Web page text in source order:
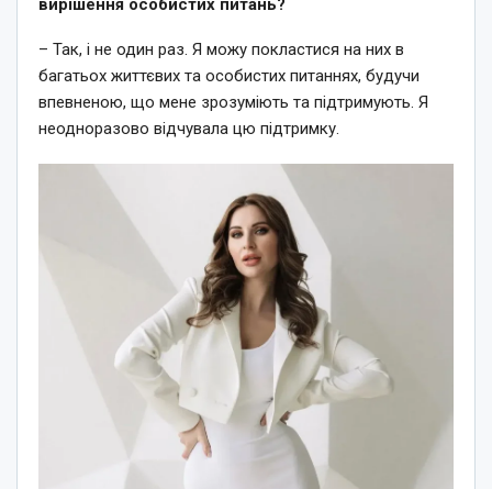
вирішення особистих питань?
– Так, і не один раз. Я можу покластися на них в
багатьох життєвих та особистих питаннях, будучи
впевненою, що мене зрозуміють та підтримують. Я
неодноразово відчувала цю підтримку.